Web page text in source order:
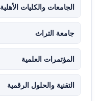
الجامعات والكليات الأهلية
جامعة التراث
المؤتمرات العلمية
التقنية والحلول الرقمية